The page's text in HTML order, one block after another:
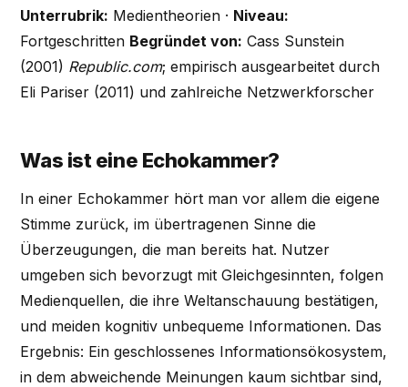
Unterrubrik: Medientheorien · Niveau:
Fortgeschritten Begründet von: Cass Sunstein
(2001) Republic.com; empirisch ausgearbeitet durch
Eli Pariser (2011) und zahlreiche Netzwerkforscher
Was ist eine Echokammer?
In einer Echokammer hört man vor allem die eigene
Stimme zurück, im übertragenen Sinne die
Überzeugungen, die man bereits hat. Nutzer
umgeben sich bevorzugt mit Gleichgesinnten, folgen
Medienquellen, die ihre Weltanschauung bestätigen,
und meiden kognitiv unbequeme Informationen. Das
Ergebnis: Ein geschlossenes Informationsökosystem,
in dem abweichende Meinungen kaum sichtbar sind,